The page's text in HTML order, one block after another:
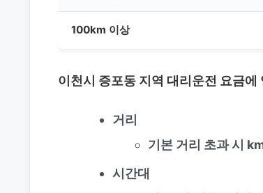
100km 이상
이천시 증포동 지역 대리운전 요금에
거리
기본 거리 초과 시
시간대